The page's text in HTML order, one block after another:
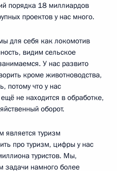
порядка 18 миллиардов
проектов у нас много.
для себя как локомотив
видим сельское
У нас развито
кроме животноводства,
потому что у нас
не находится в обработке,
оборот.
является туризм
про туризм, цифры у нас
туристов. Мы,
задачи намного более